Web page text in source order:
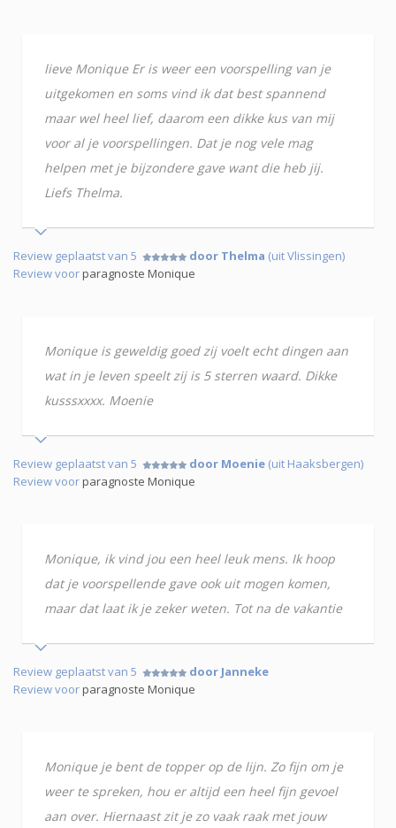
lieve Monique Er is weer een voorspelling van je
uitgekomen en soms vind ik dat best spannend
maar wel heel lief, daarom een dikke kus van mij
voor al je voorspellingen. Dat je nog vele mag
helpen met je bijzondere gave want die heb jij.
Liefs Thelma.
Review geplaatst van 5 door Thelma (uit Vlissingen)
Review voorparagnoste Monique
Monique is geweldig goed zij voelt echt dingen aan
wat in je leven speelt zij is 5 sterren waard. Dikke
kusssxxxx. Moenie
Review geplaatst van 5 door Moenie (uit Haaksbergen)
Review voorparagnoste Monique
Monique, ik vind jou een heel leuk mens. Ik hoop
dat je voorspellende gave ook uit mogen komen,
maar dat laat ik je zeker weten. Tot na de vakantie
Review geplaatst van 5
door Janneke
Review voorparagnoste Monique
Monique je bent de topper op de lijn. Zo fijn om je
weer te spreken, hou er altijd een heel fijn gevoel
aan over. Hiernaast zit je zo vaak raak met jouw